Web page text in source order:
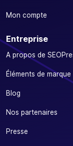
Mon compte
Entreprise
A propos de
Éléments de marque
Blog
Nos partenaires
Presse